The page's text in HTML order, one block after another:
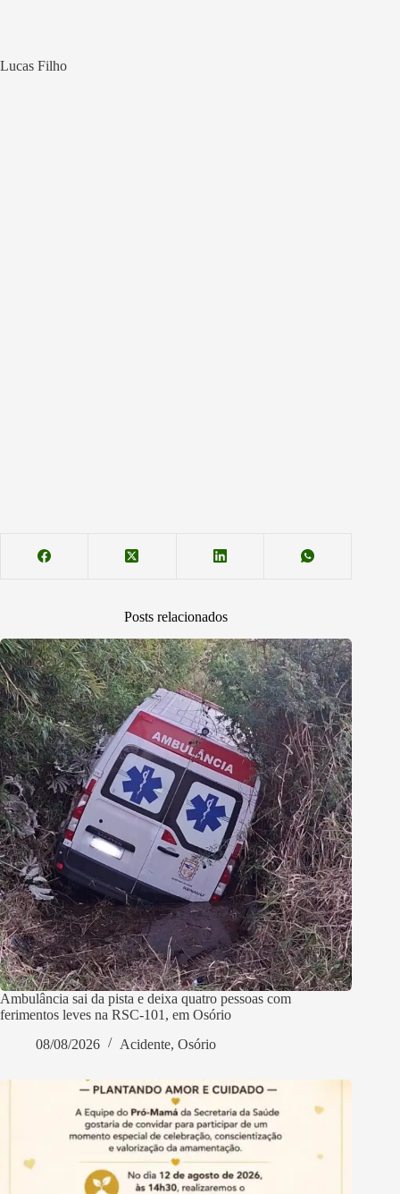
Lucas Filho
Posts relacionados
Ambulância sai da pista e deixa quatro pessoas com
ferimentos leves na RSC-101, em Osório
08/08/2026
Acidente, Osório